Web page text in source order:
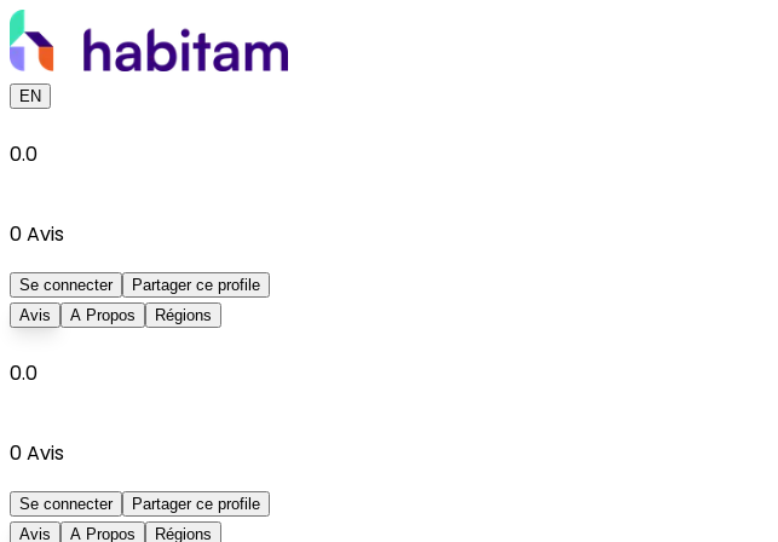
EN
0.0
0Avis
Se connecter
Partager ce profile
Avis
A Propos Régions
0.0
0Avis
Se connecter
Partager ce profile
Avis
A Propos Régions